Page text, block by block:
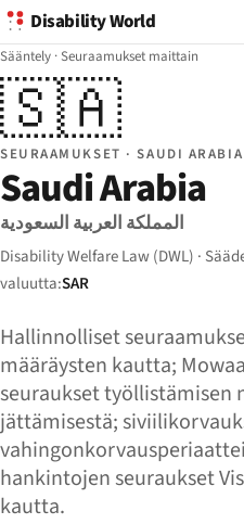
Disability World
Sääntely ·Seuraamukset maittain
🇸🇦
SEURAAMUKSET · SAUDI ARABIA
Saudi Arabia
المملكة العربية السعودية
Disability Welfare Law (DWL) ·
valuutta:SAR
Hallinnolliset
määräysten kautta;
seuraukset työllistämisen
jättämisestä;
hankintojen seuraukset
kautta.